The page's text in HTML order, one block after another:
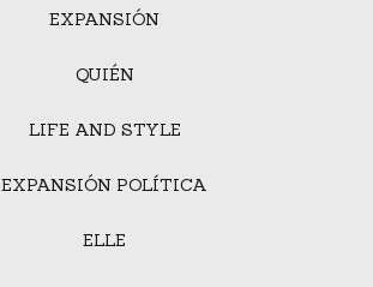
EXPANSIÓN
QUIÉN
LIFE AND STYLE
EXPANSIÓN POLÍTICA
ELLE